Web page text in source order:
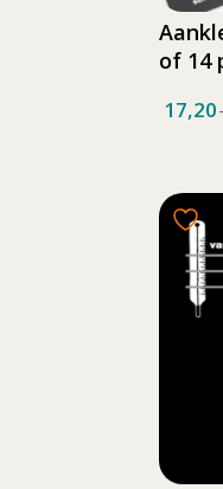
of 14
17,20-
19,95
Dit
meerdere
variaties.
Deze
optie